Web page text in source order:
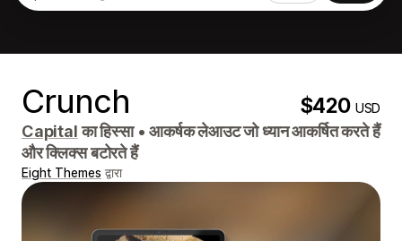
Crunch $420USD
Capitalका हिस्सा • आकर्षक लेआउट जो ध्यान आकर्षित करते हैं
और क्लिक्स बटोरते हैं
Eight Themes द्वारा